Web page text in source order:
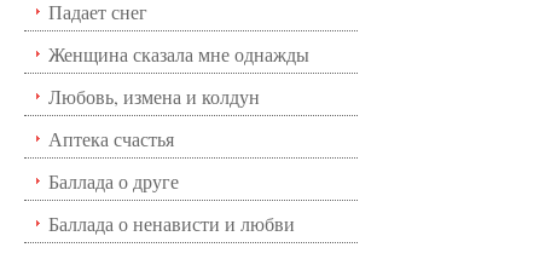
Падает снег
Женщина сказала мне однажды
Любовь, измена и колдун
Аптека счастья
Баллада о друге
Баллада о ненависти и любви